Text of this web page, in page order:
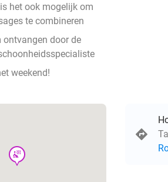
het ook mogelijk om
te combineren
door de
weekend!
wellness